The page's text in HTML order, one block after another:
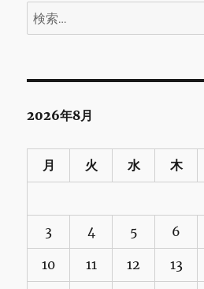
検
索:
2026年8月
月 火 水 木
3 4 5 6
10 11 12 13